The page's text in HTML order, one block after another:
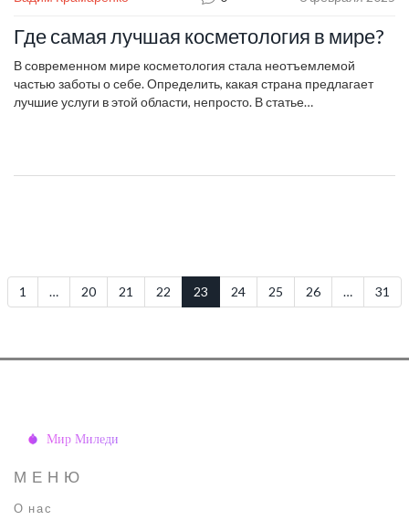
Где самая лучшая косметология в мире?
В современном мире косметология стала неотъемлемой
частью заботы о себе. Определить, какая страна предлагает
лучшие услуги в этой области, непросто. В статье
подходящей косметологической клиники и обсуждаем важность
1 … 20 21 22 23 24 25 26 … 31
МЕНЮ
О нас